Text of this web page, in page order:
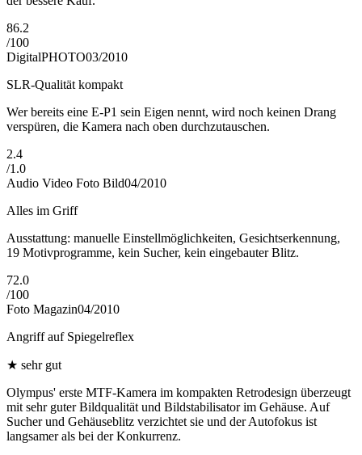
86.2
/100
DigitalPHOTO03/2010
SLR-Qualität kompakt
Wer bereits eine E-P1 sein Eigen nennt, wird noch keinen Drang
verspüren, die Kamera nach oben durchzutauschen.
2.4
/1.0
Audio Video Foto Bild04/2010
Alles im Griff
Ausstattung: manuelle Einstellmöglichkeiten, Gesichtserkennung,
19 Motivprogramme, kein Sucher, kein eingebauter Blitz.
72.0
/100
Foto Magazin04/2010
Angriff auf Spiegelreflex
★ sehr gut
Olympus' erste MTF-Kamera im kompakten Retrodesign überzeugt
mit sehr guter Bildqualität und Bildstabilisator im Gehäuse. Auf
Sucher und Gehäuseblitz verzichtet sie und der Autofokus ist
langsamer als bei der Konkurrenz.